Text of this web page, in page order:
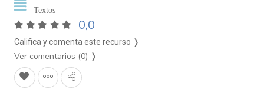
Textos
0,0
Califica y comenta este recurso ❭
Ver comentarios (0) ❭